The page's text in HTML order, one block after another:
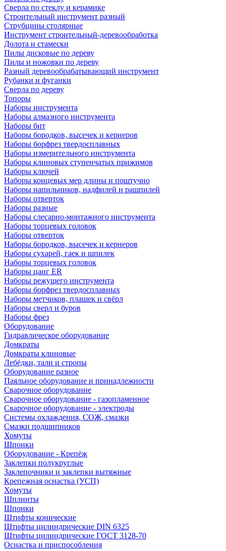
Сверла по стеклу и керамике
Строительный инструмент разный
Струбцины столярные
Инструмент строительный-деревообработка
Долота и стамески
Пилы дисковые по дереву
Пилы и ножовки по дереву
Разный деревообрабатывающий инструмент
Рубанки и фуганки
Сверла по дереву
Топоры
Наборы инструмента
Наборы алмазного инструмента
Наборы бит
Наборы бородков, высечек и кернеров
Наборы борфрез твердосплавных
Наборы измерительного инструмента
Наборы клиновых ступенчатых прижимов
Наборы ключей
Наборы концевых мер длины и поштучно
Наборы напильников, надфилей и рашпилей
Наборы отверток
Наборы разные
Наборы слесарно-монтажного инструмента
Наборы торцевых головок
Наборы отверток
Наборы бородков, высечек и кернеров
Наборы сухарей, гаек и шпилек
Наборы торцевых головок
Наборы цанг ER
Наборы режущего инструмента
Наборы борфрез твердосплавных
Наборы метчиков, плашек и свёрл
Наборы сверл и буров
Наборы фрез
Оборудование
Гидравлическое оборудование
Домкраты
Домкраты клиновые
Лебёдки, тали и стропы
Оборудование разное
Паяльное оборудование и принадлежности
Сварочное оборудование
Сварочное оборудование - газопламенное
Сварочное оборудование - электроды
Системы охлаждения, СОЖ, смазки
Смазки подшипников
Хомуты
Шпонки
Оборудование - Крепёж
Заклепки полукруглые
Заклепочники и заклепки вытяжные
Крепежная оснастка (УСП)
Хомуты
Шплинты
Шпонки
Штифты конические
Штифты цилиндрические DIN 6325
Штифты цилиндрические ГОСТ 3128-70
Оснастка и приспособления